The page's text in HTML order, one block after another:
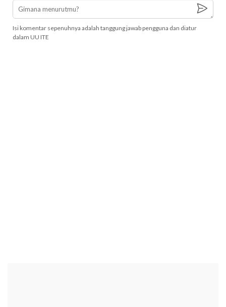
Isi komentar sepenuhnya adalah tanggung jawab pengguna dan diatur
dalam UU ITE